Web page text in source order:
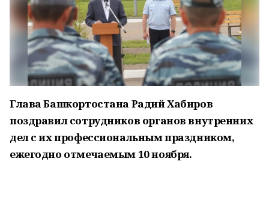
Глава Башкортостана Радий Хабиров
поздравил сотрудников органов внутренних
дел с их профессиональным праздником,
ежегодно отмечаемым 10 ноября.